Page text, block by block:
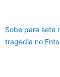
Sobe para sete
tragédia no